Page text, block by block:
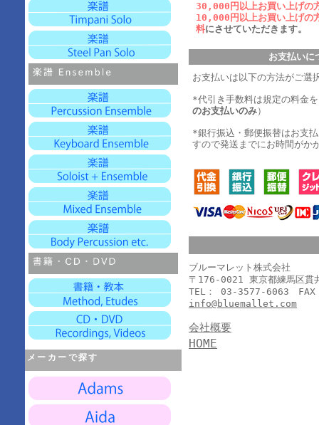
メーカーで探す
30,000円以上お買い上げの
10,000円以上お買い上げの
料にさせていただきます。
お支払いに
お支払いは以下の方法がご選
*代引き手数料は規定の料金
のお支払いのみ）
*銀行振込・郵便振替はお支
すので発送までにお時間がか
ブルーマレット株式会社
〒176-0021 東京都練馬区貫
TEL： 03-3577-6063
info@bluemallet.com
会社概要
HOME